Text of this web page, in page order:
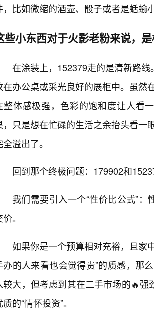
，比如微缩的酒壶、骰子或者是蛞蝓
些小东西对于火影老粉来说，
在涂装上，152379走的是清新路
在办公桌或采光良好的展柜中。虽然
整体感极强，色彩的饱和度让人看
，只是想在忙碌的生活之余抬头看一
全溢出了。
回到那个终极问题：179902和
我们需要引入一个“性价比公式”
。
如果你是一个预算相对充裕，且家
办的人来看也会觉得贵”的质感，那
较大，但考虑到其在二手市场的🔥
质的“情怀投资”。